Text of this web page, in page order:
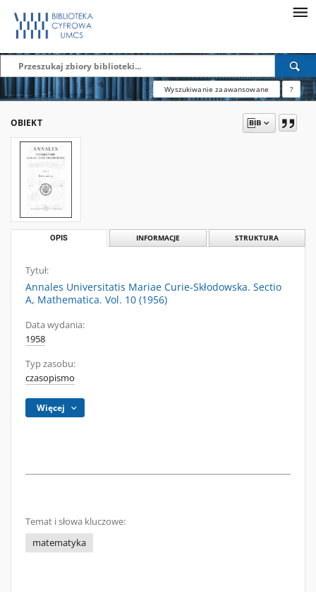
Wyszukiwanie zaawansowane ?
OBIEKT
OPIS INFORMACJE STRUKTURA
Tytuł:
Annales Universitatis Mariae Curie-Skłodowska. Sectio
A, Mathematica. Vol. 10 (1956)
Data wydania:
1958
Typ zasobu:
czasopismo
Więcej
Temat i słowa kluczowe:
matematyka